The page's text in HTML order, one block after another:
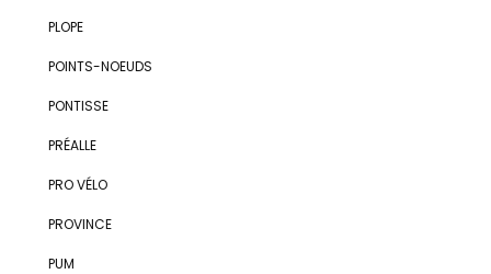
PLOPE
POINTS-NOEUDS
PONTISSE
PRÉALLE
PRO VÉLO
PROVINCE
PUM